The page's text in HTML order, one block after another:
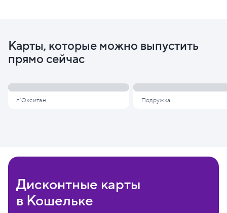
Карты, которые можно выпустить
прямо сейчас
л'Окситан Подружка
Дисконтные карты
в Кошельке